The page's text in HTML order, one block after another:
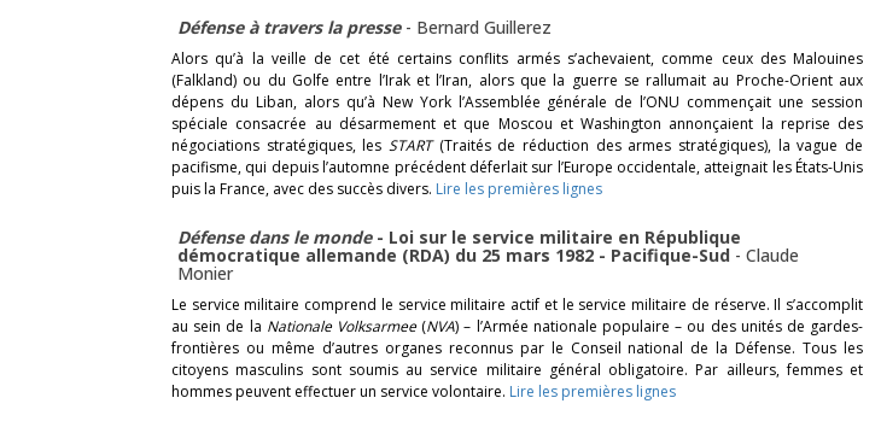
Défense à travers la presse - Bernard Guillerez
Alors qu’à la veille de cet été certains conflits armés s’achevaient, comme ceux des Malouines
(Falkland) ou du Golfe entre l’Irak et l’Iran, alors que la guerre se rallumait au Proche-Orient aux
dépens du Liban, alors qu’à New York l’Assemblée générale de l’ONU commençait une session
spéciale consacrée au désarmement et que Moscou et Washington annonçaient la reprise des
négociations stratégiques, lesSTART(Traités de réduction des armes stratégiques), la vague de
pacifisme, qui depuis l’automne précédent déferlait sur l’Europe occidentale, atteignait les États-Unis
puis la France, avec des succès divers. Lire les premières lignes
Défense dans le monde- Loi sur le service militaire en République
démocratique allemande (RDA) du 25 mars 1982 - Pacifique-Sud - Claude
Monier
Le service militaire comprend le service militaire actif et le service militaire de réserve. Il s’accomplit
au sein de la Nationale Volksarmee(NVA) – l’Armée nationale populaire – ou des unités de gardes-
frontières ou même d’autres organes reconnus par le Conseil national de la Défense. Tous les
citoyens masculins sont soumis au service militaire général obligatoire. Par ailleurs, femmes et
hommes peuvent effectuer un service volontaire. Lire les premières lignes